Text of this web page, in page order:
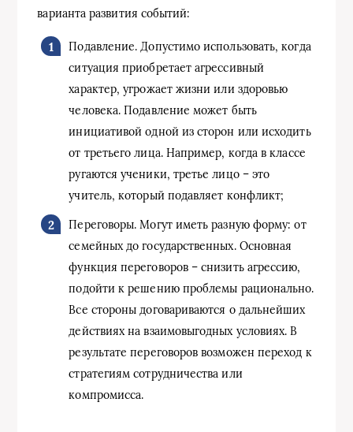
варианта развития событий:
Подавление. Допустимо использовать, когда
ситуация приобретает агрессивный
характер, угрожает жизни или здоровью
человека. Подавление может быть
инициативой одной из сторон или исходить
от третьего лица. Например, когда в классе
ругаются ученики, третье лицо – это
учитель, который подавляет конфликт;
Переговоры. Могут иметь разную форму: от
семейных до государственных. Основная
функция переговоров – снизить агрессию,
подойти к решению проблемы рационально.
Все стороны договариваются о дальнейших
действиях на взаимовыгодных условиях. В
результате переговоров возможен переход к
стратегиям сотрудничества или
компромисса.